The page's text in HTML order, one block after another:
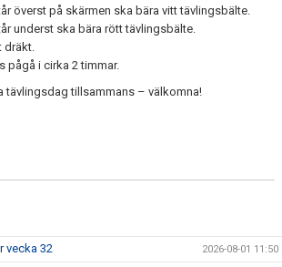
överst på skärmen ska bära vitt tävlingsbälte.
underst ska bära rött tävlingsbälte.
dräkt.
pågå i cirka 2 timmar.
tävlingsdag tillsammans – välkomna!
vecka 32 2026-08-01 11:50